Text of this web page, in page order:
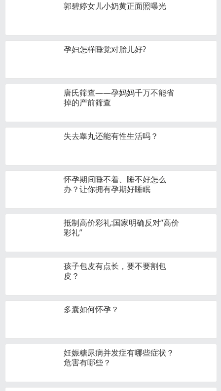
郭碧婷女儿小奶黄正面照曝光
孕妇怎样睡觉对胎儿好?
唐氏筛查——孕妈妈千万不能省
掉的产前筛查
失去睾丸还能有性生活吗？
怀孕期间睡不着、睡不好怎么
办？让你拥有孕期好睡眠
抵制高价彩礼:国家明确反对“高价
彩礼”
孩子包皮有点长，要不要割包
皮？
多囊如何怀孕？
妊娠糖尿病并发症有哪些症状？
危害有哪些？